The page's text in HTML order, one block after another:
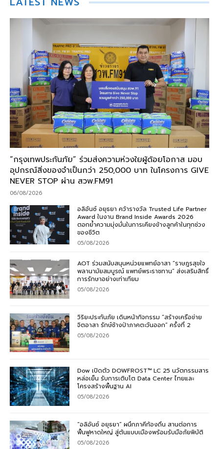
“กรุงเทพประกันภัย” ร่วมส่งความห่วงใยผู้ด้อยโอกาส มอบ
อุปกรณ์สิ่งของจำเป็นกว่า 250,000 บาท ในโครงการ GIVE
NEVER STOP ผ่าน สวพ.FM91
06/08/2026
อลิอันซ์ อยุธยา คว้ารางวัล Trusted Life Partner
Award ในงาน Brand Inside Awards 2026
ตอกย้ำความมุ่งมั่นในการเคียงข้างลูกค้าในทุกช่วง
ของชีวิต
05/08/2026
AOT ร่วมสนับสนุนหน่วยแพทย์อาสา “ราษฎรสุขใจ
พลานามัยสมบูรณ์ แพทย์พระราชทาน” ส่งเสริมสิทธิ์
การรักษาอย่างเท่าเทียม
05/08/2026
วิริยะประกันภัย เดินหน้ากิจกรรม “สร้างเครือข่าย
จิตอาสา รักษ์ช้างป่าภาคตะวันออก” ครั้งที่ 2
05/08/2026
Dow เปิดตัว DOWFROST™ LC 25 นวัตกรรมสาร
หล่อเย็น รับการเติบโต Data Center ไทยและ
โครงสร้างพื้นฐาน AI
05/08/2026
“อลิอันซ์ อยุธยา” ผนึกภาคีท้องถิ่น สานต่อการ
ฟื้นฟูหาดใหญ่ สู่ต้นแบบเมืองพร้อมรับมือภัยพิบัติ
05/08/2026